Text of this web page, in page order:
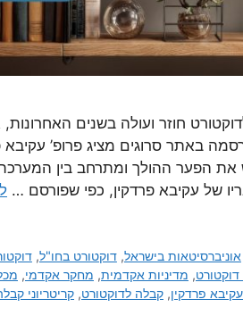
חוזר ועולה בשנים
באתר סרוגים מציג פרופ’ עקיבא
את הפער ההולך ומתרחב בין
של עקיבא פרדקין, כפי שפורסם …
אוניברסיטאות בישראל,דוקטורט בחו"ל,
דוקטורט, מדיניות אקדמית, מחקר אקדמי,
פרדקין, קבלה לדוקטורט, קריטריוני